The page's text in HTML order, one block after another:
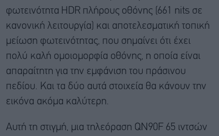
φωτεινότητα HDR πλήρους οθόνης (661 nits σε
κανονική λειτουργία) και αποτελεσματική τοπική
μείωση φωτεινότητας, που σημαίνει ότι έχει
πολύ καλή ομοιομορφία οθόνης, η οποία είναι
απαραίτητη για την εμφάνιση του πράσινου
πεδίου. Και τα δύο αυτά στοιχεία θα κάνουν την
εικόνα ακόμα καλύτερη.
Αυτή τη στιγμή, μια τηλεόραση QN90F 65 ιντσών